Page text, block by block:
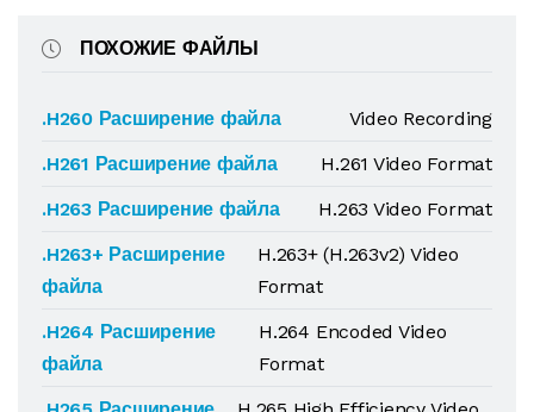
ПОХОЖИЕ ФАЙЛЫ
.H260 Расширение файла
Video Recording
.H261 Расширение файла
H.261 Video Format
.H263 Расширение файла
H.263 Video Format
.H263+ Расширение
файла
H.263+ (H.263v2) Video
Format
.H264 Расширение
файла
H.264 Encoded Video
Format